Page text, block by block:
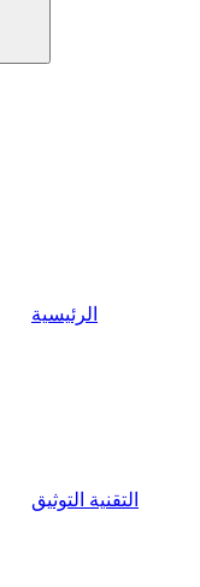
الرئيسية
التقنية التوثيق